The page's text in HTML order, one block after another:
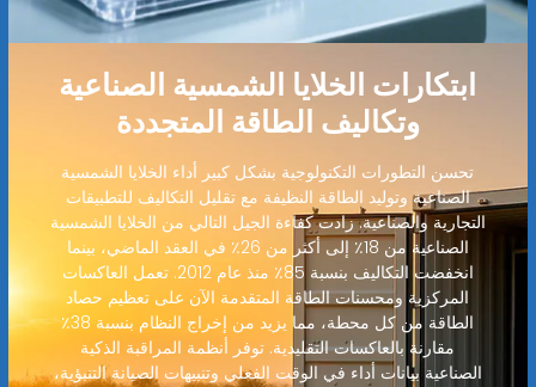
ابتكارات الخلايا الشمسية الصناعية
وتكاليف الطاقة المتجددة
تحسن التطورات التكنولوجية بشكل كبير أداء الخلايا الشمسية
الصناعية وتوليد الطاقة النظيفة مع تقليل التكاليف للتطبيقات
التجارية والصناعية. زادت كفاءة الجيل التالي من الخلايا الشمسية
الصناعية من 18٪ إلى أكثر من 26٪ في العقد الماضي، بينما
انخفضت التكاليف بنسبة 85٪ منذ عام 2012. تعمل العاكسات
المركزية ومحسنات الطاقة المتقدمة الآن على تعظيم حصاد
الطاقة من كل محطة، مما يزيد من إخراج النظام بنسبة 38٪
مقارنة بالعاكسات التقليدية. توفر أنظمة المراقبة الذكية
الصناعية بيانات أداء في الوقت الفعلي وتنبيهات الصيانة التنبؤية،